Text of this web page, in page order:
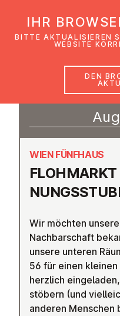
WIEN FÜNFHAUS
Wir möchten
Nachbarschaft
unsere unteren
56 für einen
herzlich
stöbern (und
anderen Menschen
IHR
BITTE AKTUALISIEREN
WEBSITE
DEN